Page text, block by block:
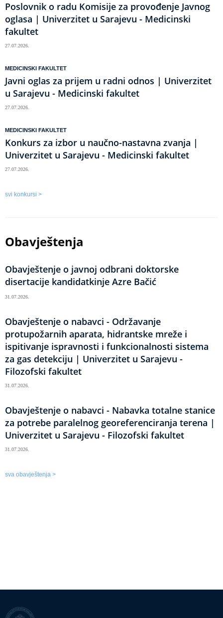
Poslovnik o radu Komisije za provođenje Javnog
oglasa | Univerzitet u Sarajevu - Medicinski
fakultet
27.07.2026.
MEDICINSKI FAKULTET
Javni oglas za prijem u radni odnos | Univerzitet
u Sarajevu - Medicinski fakultet
27.07.2026.
MEDICINSKI FAKULTET
Konkurs za izbor u naučno-nastavna zvanja |
Univerzitet u Sarajevu - Medicinski fakultet
27.07.2026.
svi konkursi >
Obavještenja
Obavještenje o javnoj odbrani doktorske
disertacije kandidatkinje Azre Bačić
31.07.2026.
Obavještenje o nabavci - Održavanje
protupožarnih aparata, hidrantske mreže i
ispitivanje ispravnosti i funkcionalnosti sistema
za gas detekciju | Univerzitet u Sarajevu -
Filozofski fakultet
31.07.2026.
Obavještenje o nabavci - Nabavka totalne stanice
za potrebe paralelnog georeferenciranja terena |
Univerzitet u Sarajevu - Filozofski fakultet
31.07.2026.
sva obavještenja >